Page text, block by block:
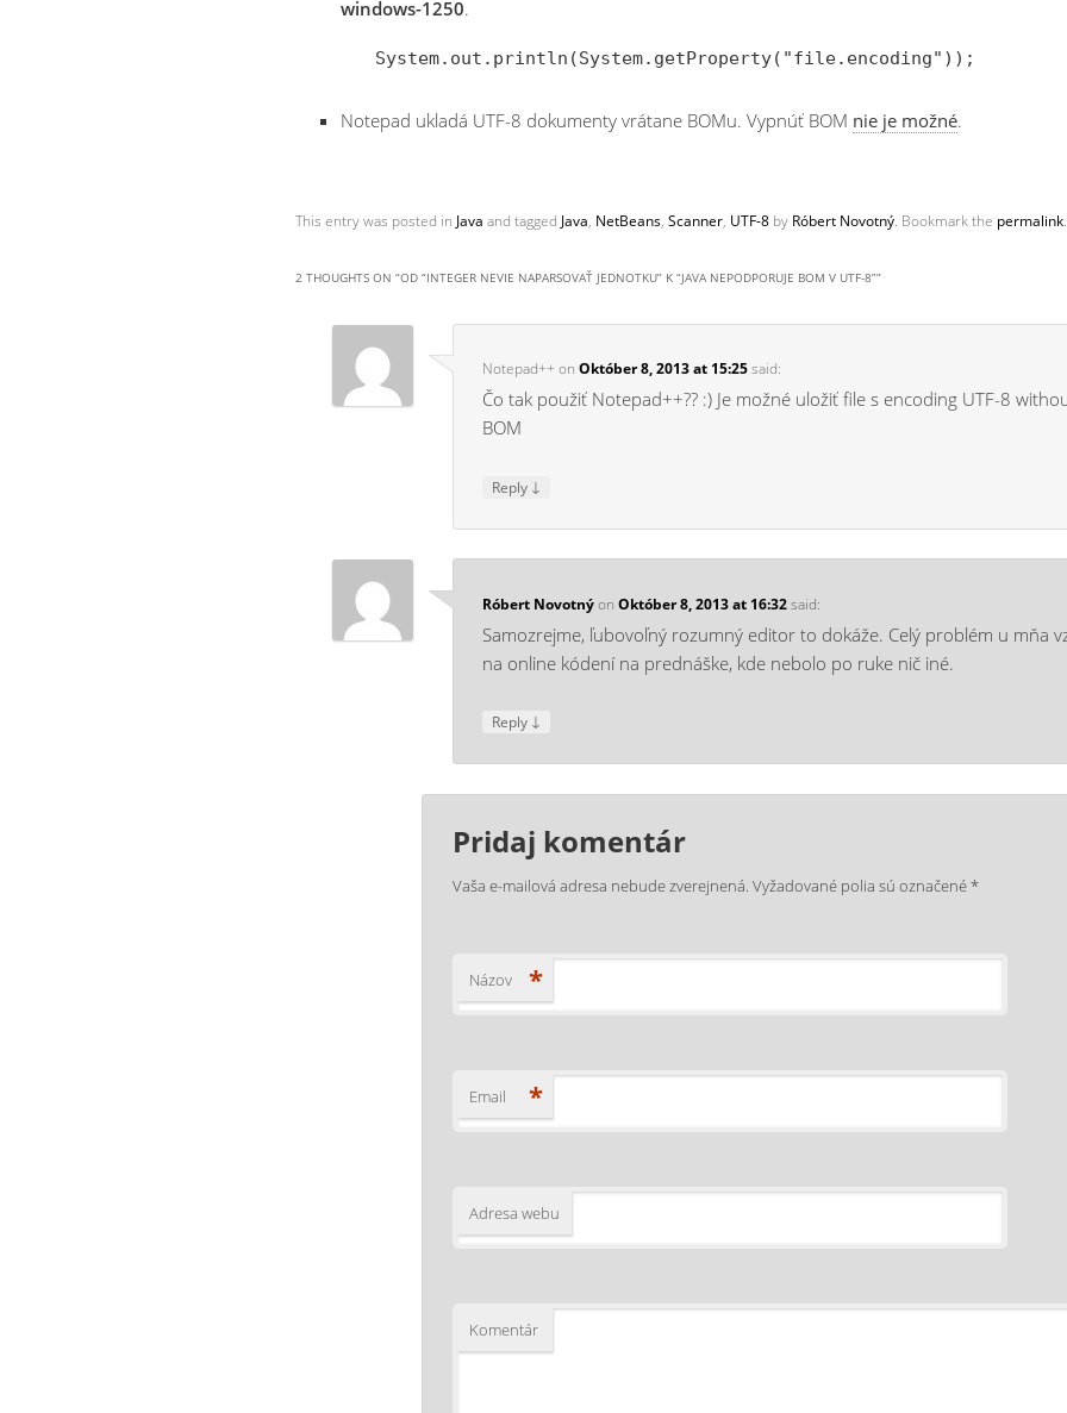
windows-1250.
Notepad ukladá UTF-8 dokumenty vrátane BOMu. Vypnúť BOM nie je možné.
This entry was posted in Java and tagged Java, NetBeans, Scanner, UTF-8 by Róbert Novotný. Bookmark the permalink.
2 THOUGHTS ON “OD “INTEGER NEVIE NAPARSOVAŤ JEDNOTKU” K “JAVA NEPODPORUJE BOM V UTF-8””
Notepad++ onOktóber 8, 2013 at 15:25said:
Čo tak použiť Notepad++?? :) Je možné uložiť file s encoding UTF-8
BOM
Reply ↓
Róbert NovotnýonOktóber 8, 2013 at 16:32said:
Samozrejme, ľubovoľný rozumný editor to dokáže. Celý problém u mňa
na online kódení na prednáške, kde nebolo po ruke nič iné.
Reply ↓
Pridaj komentár
Vaša e-mailová adresa nebude zverejnená. Vyžadované polia sú označené*
Názov *
Email *
Adresa webu
Komentár